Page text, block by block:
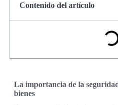
Contenido del artículo
La importancia de la
bienes